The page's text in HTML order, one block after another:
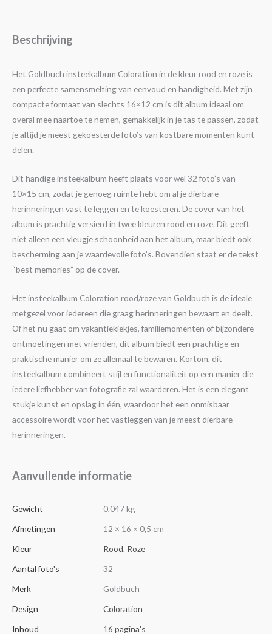
Beschrijving
Het Goldbuch insteekalbum Coloration in de kleur rood en roze is
een perfecte samensmelting van eenvoud en handigheid. Met zijn
compacte formaat van slechts 16×12 cm is dit album ideaal om
overal mee naartoe te nemen, gemakkelijk in je tas te passen, zodat
je altijd je meest gekoesterde foto’s van kostbare momenten kunt
delen.
Dit handige insteekalbum heeft plaats voor wel 32 foto’s van
10×15 cm, zodat je genoeg ruimte hebt om al je dierbare
herinneringen vast te leggen en te koesteren. De cover van het
album is prachtig versierd in twee kleuren rood en roze. Dit geeft
niet alleen een vleugje schoonheid aan het album, maar biedt ook
bescherming aan je waardevolle foto’s. Bovendien staat er de tekst
“best memories” op de cover.
Het insteekalbum Coloration rood/roze van Goldbuch is de ideale
metgezel voor iedereen die graag herinneringen bewaart en deelt.
Of het nu gaat om vakantiekiekjes, familiemomenten of bijzondere
ontmoetingen met vrienden, dit album biedt een prachtige en
praktische manier om ze allemaal te bewaren. Kortom, dit
insteekalbum combineert stijl en functionaliteit op een manier die
iedere liefhebber van fotografie zal waarderen. Het is een elegant
stukje kunst en opslag in één, waardoor het een onmisbaar
accessoire wordt voor het vastleggen van je meest dierbare
herinneringen.
Aanvullende informatie
Gewicht
0,047 kg
Afmetingen
12 × 16 × 0,5 cm
Kleur
Rood, Roze
Aantal foto's
32
Merk
Goldbuch
Design
Coloration
Inhoud
16 pagina's